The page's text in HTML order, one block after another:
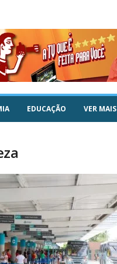
EDUCAÇÃO VER MAIS